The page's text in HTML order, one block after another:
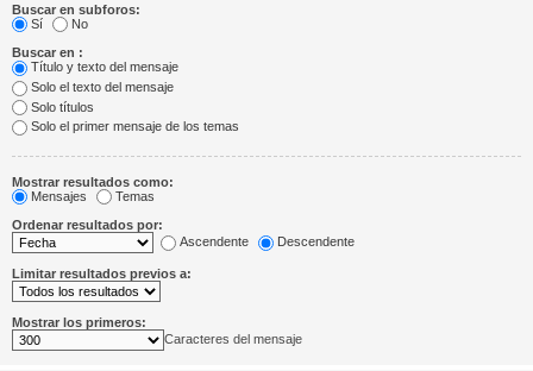
Buscar en subforos:
Sí
No
Buscar en :
Título y texto del mensaje
Solo el texto del mensaje
Solo títulos
Solo el primer mensaje de los temas
Mostrar resultados como:
Mensajes
Temas
Ordenar resultados por:
Ascendente
Descendente
Limitar resultados previos a:
Mostrar los primeros:
Caracteres del mensaje